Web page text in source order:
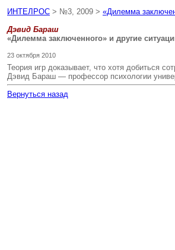
ИНТЕЛРОС > №3, 2009 > «Дилемма
Дэвид Бараш
«Дилемма заключенного» и другие
23 октября 2010
Теория игр доказывает, что хотя добиться
Дэвид Бараш — профессор психологии
Вернуться назад